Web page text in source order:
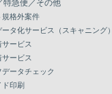
特急便／その他
規格外案件
ータ化サービス（スキャニング）
サービス
サービス
データチェック
ド印刷